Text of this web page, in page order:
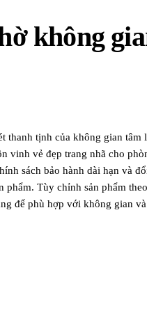
không
tịnh của không gian
vẻ đẹp trang nhã cho
sách bảo hành dài hạn và
Tùy chỉnh sản phẩm
để phù hợp với không gian